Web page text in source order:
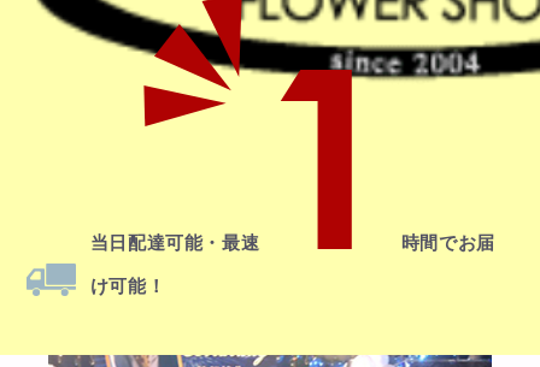
当日配達可能・最速1時間でお届
け可能！